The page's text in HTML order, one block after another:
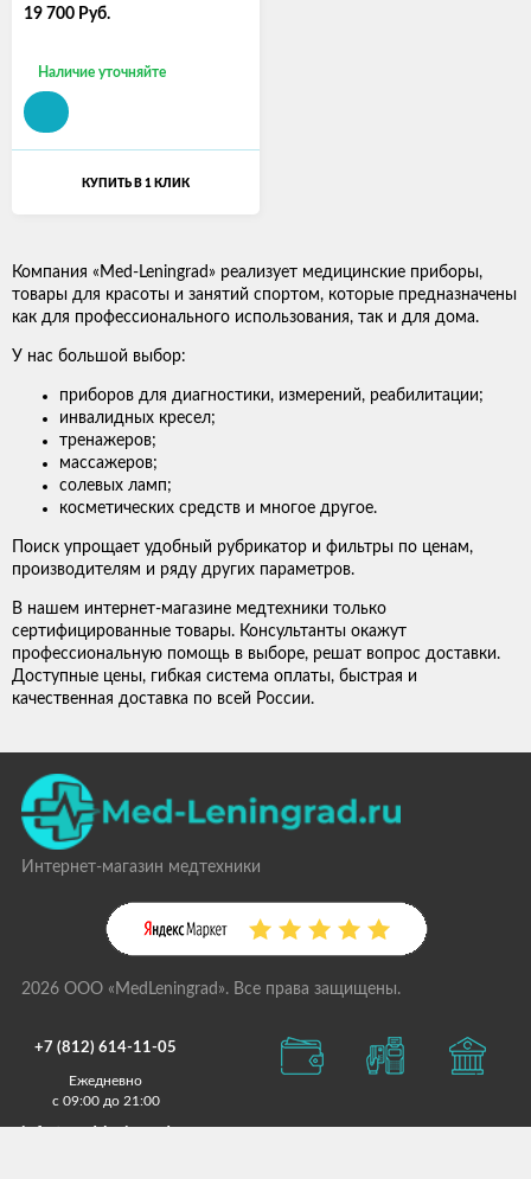
19 700 Руб.
Наличие уточняйте
КУПИТЬ В 1 КЛИК
Компания «Med-Leningrad» реализует медицинские приборы,
товары для красоты и занятий спортом, которые предназначены
как для профессионального использования, так и для дома.
У нас большой выбор:
приборов для диагностики, измерений, реабилитации;
инвалидных кресел;
тренажеров;
массажеров;
солевых ламп;
косметических средств и многое другое.
Поиск упрощает удобный рубрикатор и фильтры по ценам,
производителям и ряду других параметров.
В нашем интернет-магазине медтехники только
сертифицированные товары. Консультанты окажут
профессиональную помощь в выборе, решат вопрос доставки.
Доступные цены, гибкая система оплаты, быстрая и
качественная доставка по всей России.
Интернет-магазин медтехники
2026 ООО «MedLeningrad». Все права защищены.
+7 (812) 614-11-05
Ежедневно
с 09:00 до 21:00